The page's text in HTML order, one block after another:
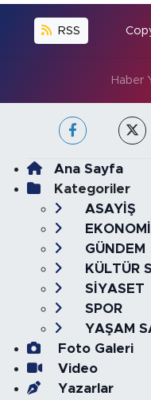
RSS
Haber
Ana Sayfa
Kategoriler
ASAYİŞ
EKONOMİ
GÜNDEM
KÜLTÜR
SİYASET
SPOR
YAŞAM
Foto Galeri
Video
Yazarlar